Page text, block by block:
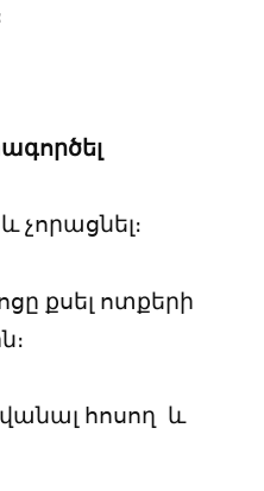
չորացնել։
քսել ոտքերի
հոսող և